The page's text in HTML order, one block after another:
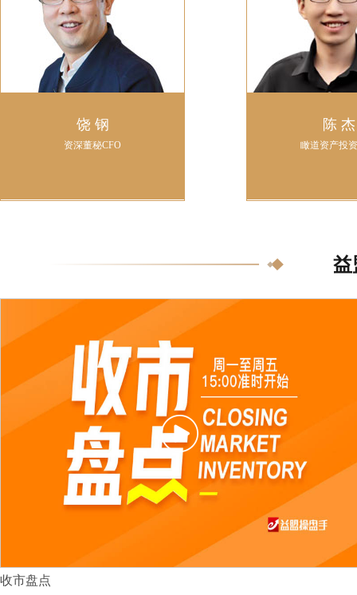
饶 钢
资深董秘CFO
陈 杰
瞰道资产投
益
收市盘点